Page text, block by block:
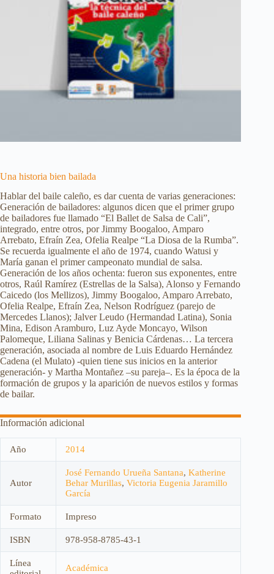
Una historia bien bailada
Hablar del baile caleño, es dar cuenta de varias generaciones:
Generación de bailadores: algunos dicen que el primer grupo
de bailadores fue llamado “El Ballet de Salsa de Cali”,
integrado, entre otros, por Jimmy Boogaloo, Amparo
Arrebato, Efraín Zea, Ofelia Realpe “La Diosa de la Rumba”.
Se recuerda igualmente el año de 1974, cuando Watusi y
María ganan el primer campeonato mundial de salsa.
Generación de los años ochenta: fueron sus exponentes, entre
otros, Raúl Ramírez (Estrellas de la Salsa), Alonso y Fernando
Caicedo (los Mellizos), Jimmy Boogaloo, Amparo Arrebato,
Ofelia Realpe, Efraín Zea, Nelson Rodríguez (parejo de
Mercedes Llanos); Jalver Leudo (Hermandad Latina), Sonia
Mina, Edison Aramburo, Luz Ayde Moncayo, Wilson
Palomeque, Liliana Salinas y Benicia Cárdenas… La tercera
generación, asociada al nombre de Luis Eduardo Hernández
Cadena (el Mulato) -quien tiene sus inicios en la anterior
generación- y Martha Montañez –su pareja–. Es la época de la
formación de grupos y la aparición de nuevos estilos y formas
de bailar.
Información adicional
Año 2014
Autor
José Fernando Urueña Santana, Katherine
Behar Murillas, Victoria Eugenia Jaramillo
García
Formato Impreso
ISBN 978-958-8785-43-1
Línea
Académica